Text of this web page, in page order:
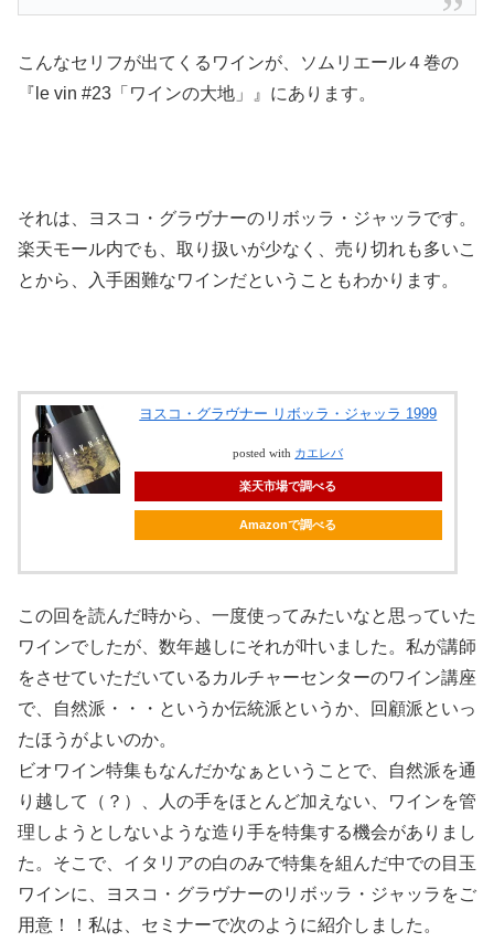
こんなセリフが出てくるワインが、ソムリエール４巻の
『le vin #23「ワインの大地」』にあります。
それは、ヨスコ・グラヴナーのリボッラ・ジャッラです。
楽天モール内でも、取り扱いが少なく、売り切れも多いこ
とから、入手困難なワインだということもわかります。
ヨスコ・グラヴナー リボッラ・ジャッラ 1999
posted with カエレバ
楽天市場で調べる
Amazonで調べる
この回を読んだ時から、一度使ってみたいなと思っていた
ワインでしたが、数年越しにそれが叶いました。私が講師
をさせていただいているカルチャーセンターのワイン講座
で、自然派・・・というか伝統派というか、回顧派といっ
たほうがよいのか。
ビオワイン特集もなんだかなぁということで、自然派を通
り越して（？）、人の手をほとんど加えない、ワインを管
理しようとしないような造り手を特集する機会がありまし
た。そこで、イタリアの白のみで特集を組んだ中での目玉
ワインに、ヨスコ・グラヴナーのリボッラ・ジャッラをご
用意！！私は、セミナーで次のように紹介しました。